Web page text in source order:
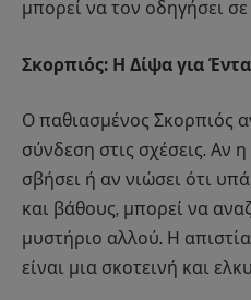
μπορεί να τον οδηγήσει
Σκορπιός: Η Δίψα για
Ο παθιασμένος Σκορπιός
σύνδεση στις σχέσεις. Αν
σβήσει ή αν νιώσει ότι
και βάθους, μπορεί να
μυστήριο αλλού. Η
είναι μια σκοτεινή και